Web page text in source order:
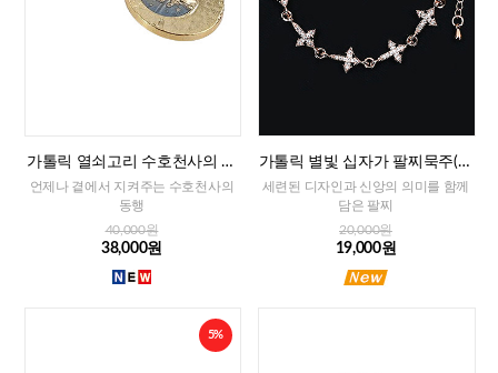
가톨릭 열쇠고리 수호천사의 축
복(프랑스)
언제나 곁에서 지켜주는 수호천사의
동행
40,000원
38,000원
가톨릭 별빛 십자가 팔찌묵주(로
즈골드)
세련된 디자인과 신앙의 의미를 함께
담은 팔찌
20,000원
19,000원
5%